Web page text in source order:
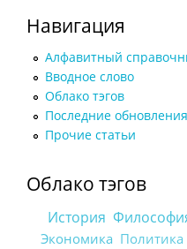
Навигация
Алфавитный
Вводное слово
Облако тэгов
Последние обновления
Прочие статьи
Облако тэгов
История
Экономика Политика